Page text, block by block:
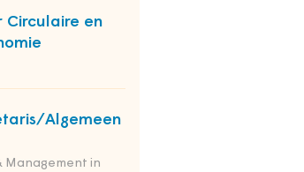
Circulaire en
Algemeen
Management in